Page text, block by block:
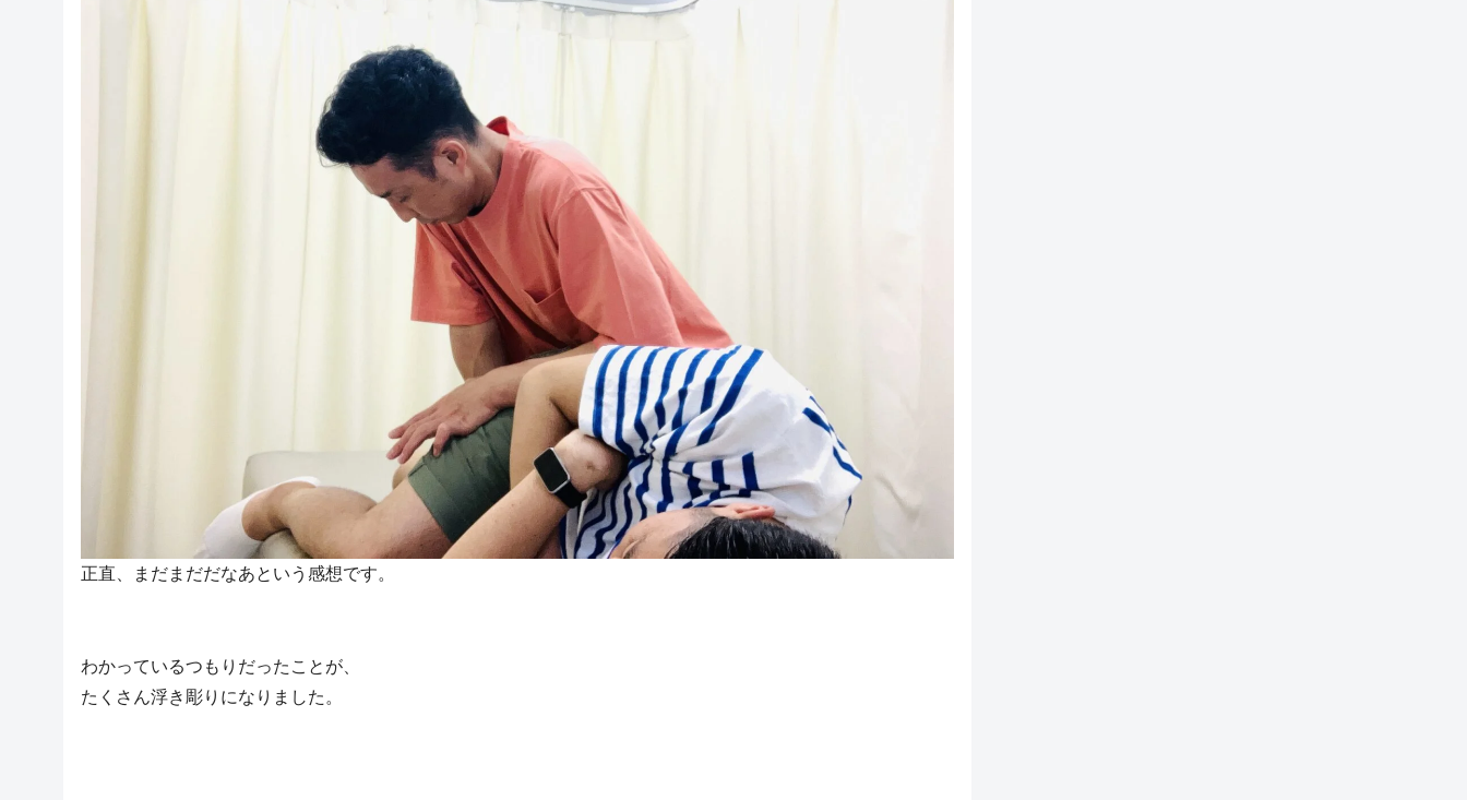
正直、まだまだだなあという感想です。
わかっているつもりだったことが、
たくさん浮き彫りになりました。